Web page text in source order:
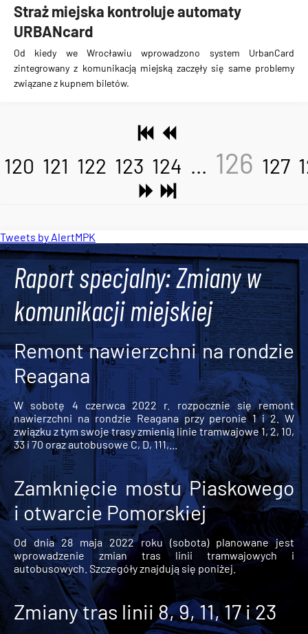
Straż miejska kontroluje automaty
URBANcard
Od kiedy we Wrocławiu wprowadzono system UrbanCard
zintegrowany z komunikacją miejską zaczęły się same problemy
związane z kupnem biletów.
120 121 122 123 124 ... 126 127
Tweets by AlertMPK
Raport specjalny: Zmiany w
komunikacji miejskiej
Remont nawierzchni na rondzie
Reagana
W sobotę 4 czerwca 2022 r. rozpocznie się remont
nawierzchni na rondzie Reagana przy peronie 1 i 2. W
związku z tym swoje trasy zmienią linie tramwajowe 1, 2, 10,
33 i 70 oraz autobusowe C, D, 111,...
Zamknięcie mostu Piaskowego
i otwarcie Pomorskiej
Od dnia 28 maja 2022 roku (sobota) planowane jest
wprowadzenie zmian tras linii tramwajowych i
autobusowych. Szczegóły znajdują się poniżej.
Zmiany tras linii 8, 9, 11, 17 i 23